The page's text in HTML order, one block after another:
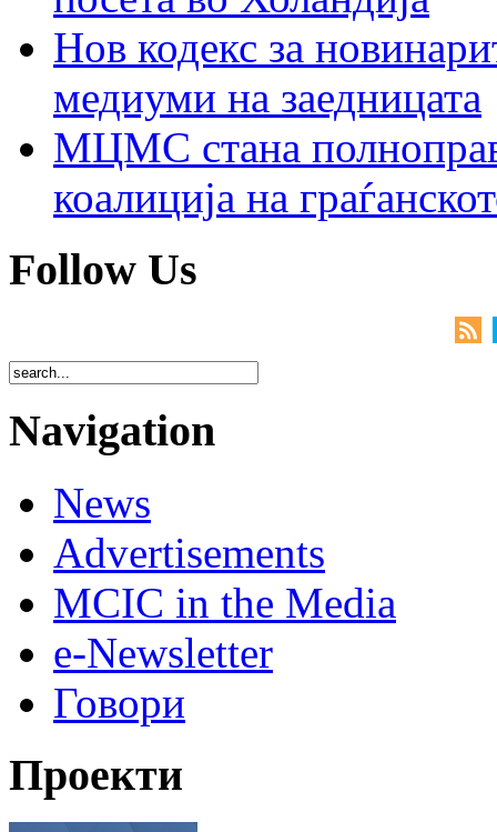
Нов кодекс за
медиуми на заедницата
МЦМС стана
коалиција на
Follow Us
Navigation
News
Advertisements
MCIC in the Media
e-Newsletter
Говори
Проекти